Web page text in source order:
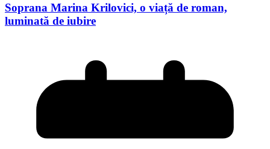
Soprana Marina Krilovici, o viață de roman,
luminată de iubire